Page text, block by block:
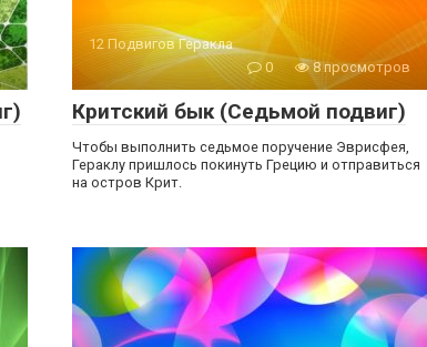
12 Подвигов Геракла
0
8 просмотров
Критский бык (Седьмой подвиг)
Чтобы выполнить седьмое поручение Эврисфея,
Гераклу пришлось покинуть Грецию и отправиться
на остров Крит.